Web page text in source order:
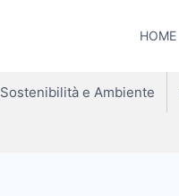
HOME
Sostenibilità e Ambiente